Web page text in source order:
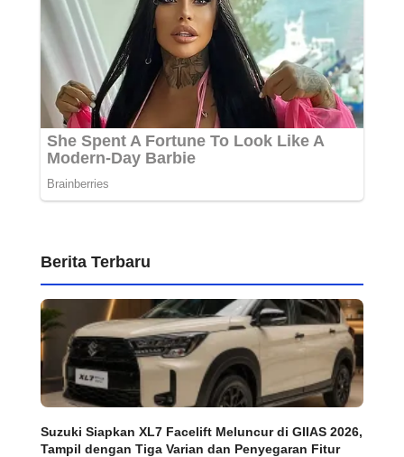
Berita Terbaru
Suzuki Siapkan XL7 Facelift Meluncur di GIIAS 2026,
Tampil dengan Tiga Varian dan Penyegaran Fitur